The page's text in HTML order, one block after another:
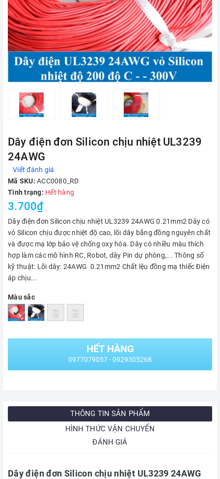
Dây điện đơn Silicon chịu nhiệt UL3239
24AWG
Viết đánh giá
Mã SKU: ACC0080_RD
Tình trạng: Hết hàng
3.700₫
Dây điện đơn Silicon chịu nhiệt UL3239 24AWG 0.21mm2 Dây có
vỏ Silicon chịu được nhiệt độ cao, lõi dây bằng đồng nguyên chất
và được mạ lớp bảo vệ chống oxy hóa. Dây có nhiều màu thích
hợp làm các mô hình RC, Robot, dây Pin dự phòng,... Thông số
kỹ thuật: Lõi dây: 24AWG 0.21mm2 Chất lệu đồng mạ thiếc Điện
áp chịu...
Màu sắc
HẾT HÀNG
0977079057 - 0929305268
THÔNG TIN SẢN PHẨM
HÌNH THỨC VẬN CHUYỂN
ĐÁNH GIÁ
Dây điện đơn Silicon chịu nhiệt UL3239 24AWG